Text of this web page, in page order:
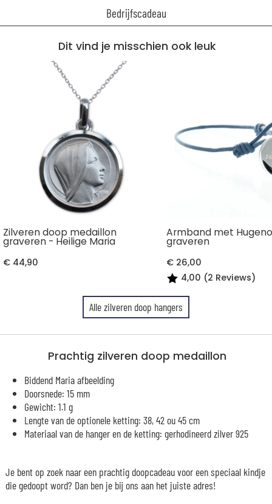
Bedrijfscadeau
Dit vind je misschien ook leuk
Zilveren doop medaillon
graveren - Heilige Maria
€ 44,90
Armband met
graveren
€ 26,00
4,00 (2 Reviews)
Alle zilveren doop hangers
Prachtig zilveren doop medaillon
Biddend Maria afbeelding
Doorsnede: 15 mm
Gewicht: 1.1 g
Lengte van de optionele ketting: 38, 42 ou 45 cm
Materiaal van de hanger en de ketting: gerhodineerd zilver 925
Je bent op zoek naar een prachtig doopcadeau voor een speciaal kindje
die gedoopt word? Dan ben je bij ons aan het juiste adres!